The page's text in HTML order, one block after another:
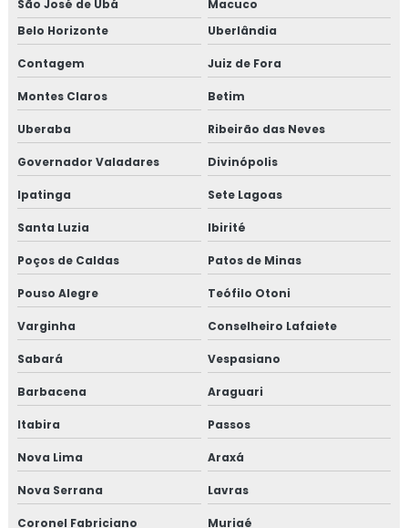
São José de Ubá
Macuco
Belo Horizonte
Uberlândia
Contagem Juiz de Fora
Montes Claros Betim
Uberaba Ribeirão das Neves
Governador Valadares Divinópolis
Ipatinga Sete Lagoas
Santa Luzia Ibirité
Poços de Caldas Patos de Minas
Pouso Alegre Teófilo Otoni
Varginha Conselheiro Lafaiete
Sabará Vespasiano
Barbacena Araguari
Itabira Passos
Nova Lima Araxá
Nova Serrana Lavras
Coronel Fabriciano Muriaé